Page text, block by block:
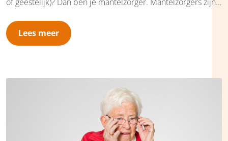
mensen die mantelzorg bieden. Mantelzorg kan veel
voldoening geven, maar soms kan deze taak ook (te) zwaar
relatie verandert.
Lees meer